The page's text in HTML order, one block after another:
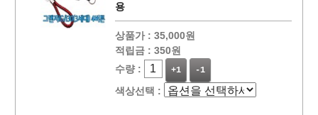
용
상품가 : 35,000원
적립금 : 350원
수량 :
+1 -1
색상선택 :